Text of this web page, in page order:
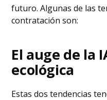
futuro. Algunas de las
contratación son:
El auge de la
ecológica
Estas dos tendencias